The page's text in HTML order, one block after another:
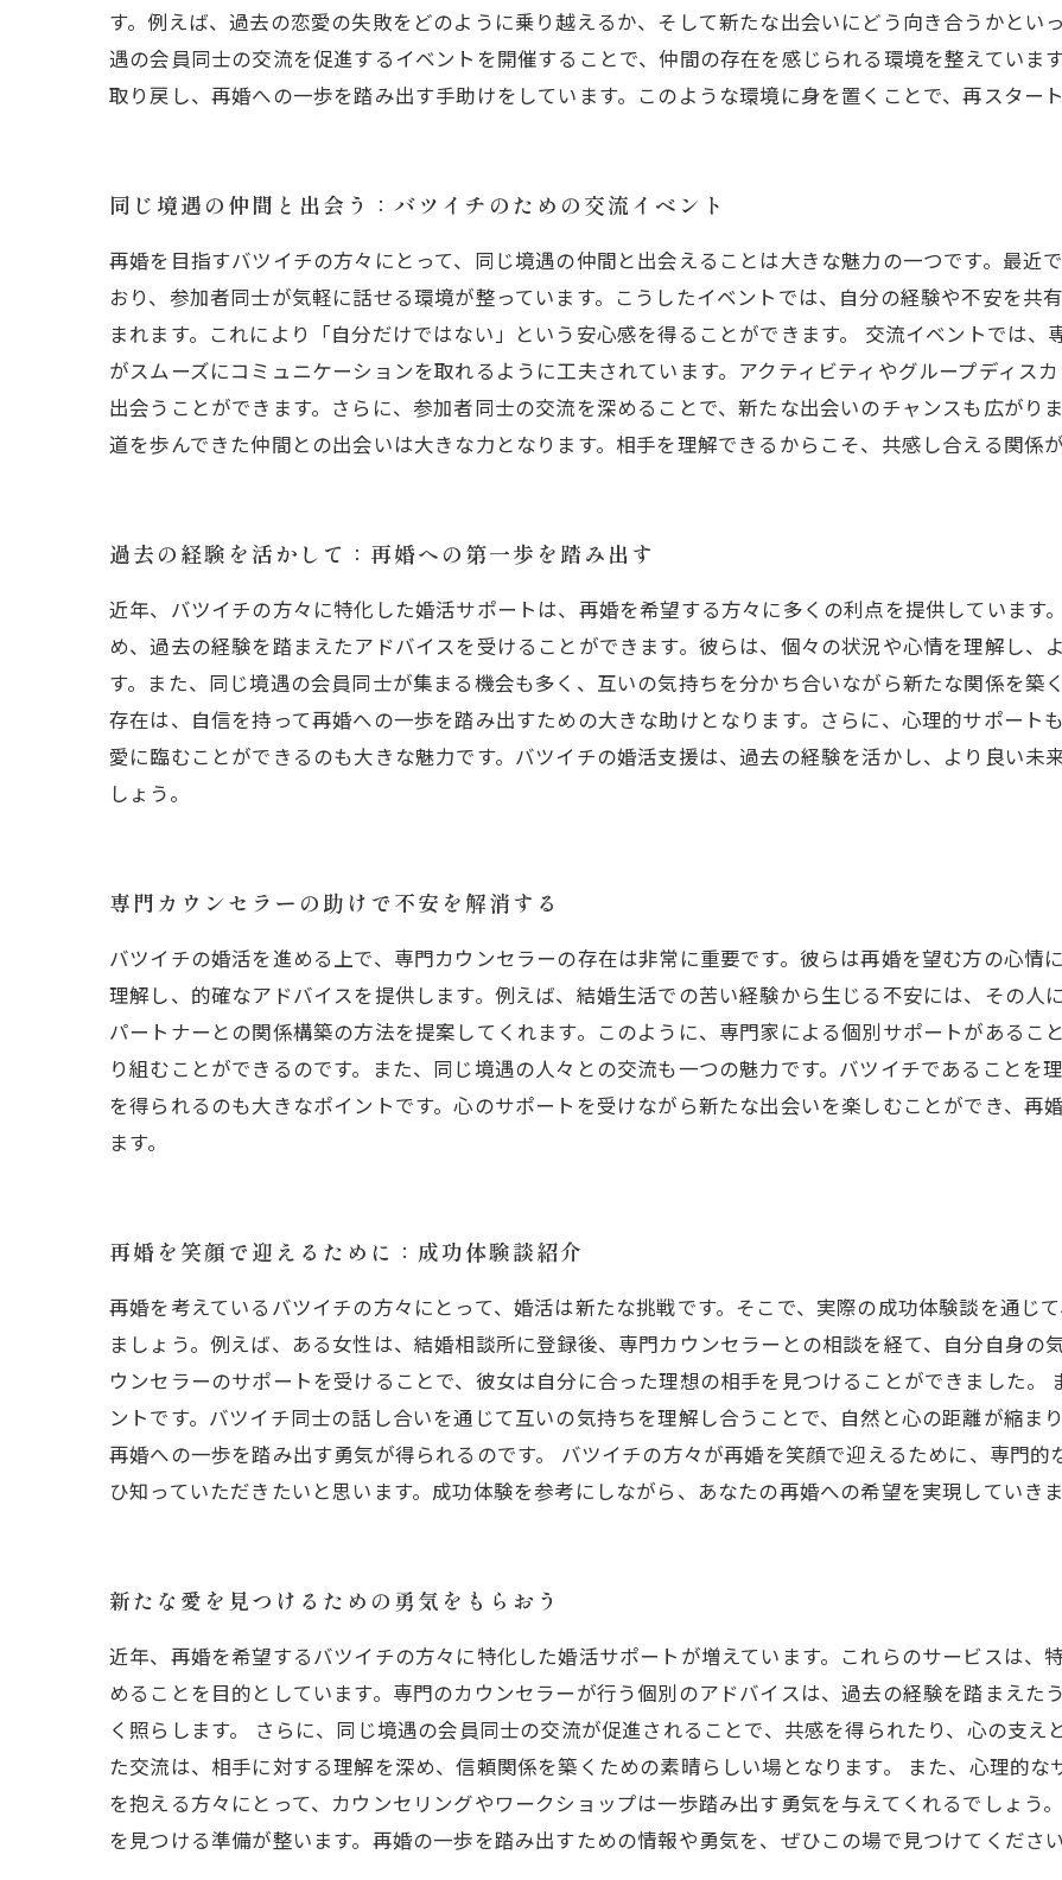
す。例えば、過去の恋愛の失敗をどのように乗り越えるか、そして新たな出会いにどう向き合うかとい
遇の会員同士の交流を促進するイベントを開催することで、仲間の存在を感じられる環境を整えていま
取り戻し、再婚への一歩を踏み出す手助けをしています。このような環境に身を置くことで、再スター
同じ境遇の仲間と出会う：バツイチのための交流イベント
再婚を目指すバツイチの方々にとって、同じ境遇の仲間と出会えることは大きな魅力の一つです。最近
おり、参加者同士が気軽に話せる環境が整っています。こうしたイベントでは、自分の経験や不安を共
まれます。これにより「自分だけではない」という安心感を得ることができます。 交流イベントでは
がスムーズにコミュニケーションを取れるように工夫されています。アクティビティやグループディス
出会うことができます。さらに、参加者同士の交流を深めることで、新たな出会いのチャンスも広がり
道を歩んできた仲間との出会いは大きな力となります。相手を理解できるからこそ、共感し合える関係が
過去の経験を活かして：再婚への第一歩を踏み出す
近年、バツイチの方々に特化した婚活サポートは、再婚を希望する方々に多くの利点を提供しています
め、過去の経験を踏まえたアドバイスを受けることができます。彼らは、個々の状況や心情を理解し、
す。また、同じ境遇の会員同士が集まる機会も多く、互いの気持ちを分かち合いながら新たな関係を築
存在は、自信を持って再婚への一歩を踏み出すための大きな助けとなります。さらに、心理的サポート
愛に臨むことができるのも大きな魅力です。バツイチの婚活支援は、過去の経験を活かし、より良い未
しょう。
専門カウンセラーの助けで不安を解消する
バツイチの婚活を進める上で、専門カウンセラーの存在は非常に重要です。彼らは再婚を望む方の心情
理解し、的確なアドバイスを提供します。例えば、結婚生活での苦い経験から生じる不安には、その人
パートナーとの関係構築の方法を提案してくれます。このように、専門家による個別サポートがあるこ
り組むことができるのです。また、同じ境遇の人々との交流も一つの魅力です。バツイチであることを
を得られるのも大きなポイントです。心のサポートを受けながら新たな出会いを楽しむことができ、再
ます。
再婚を笑顔で迎えるために：成功体験談紹介
再婚を考えているバツイチの方々にとって、婚活は新たな挑戦です。そこで、実際の成功体験談を通じ
ましょう。例えば、ある女性は、結婚相談所に登録後、専門カウンセラーとの相談を経て、自分自身の
ウンセラーのサポートを受けることで、彼女は自分に合った理想の相手を見つけることができました。
ントです。バツイチ同士の話し合いを通じて互いの気持ちを理解し合うことで、自然と心の距離が縮ま
再婚への一歩を踏み出す勇気が得られるのです。 バツイチの方々が再婚を笑顔で迎えるために、専門
ひ知っていただきたいと思います。成功体験を参考にしながら、あなたの再婚への希望を実現していきま
新たな愛を見つけるための勇気をもらおう
近年、再婚を希望するバツイチの方々に特化した婚活サポートが増えています。これらのサービスは、
めることを目的としています。専門のカウンセラーが行う個別のアドバイスは、過去の経験を踏まえた
く照らします。 さらに、同じ境遇の会員同士の交流が促進されることで、共感を得られたり、心の支
た交流は、相手に対する理解を深め、信頼関係を築くための素晴らしい場となります。 また、心理的
を抱える方々にとって、カウンセリングやワークショップは一歩踏み出す勇気を与えてくれるでしょう
を見つける準備が整います。再婚の一歩を踏み出すための情報や勇気を、ぜひこの場で見つけてください